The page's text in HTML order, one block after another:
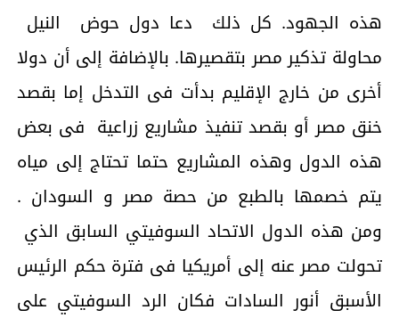
هذه الجهود. كل ذلك دعا دول حوض النيل
محاولة تذكير مصر بتقصيرها. بالإضافة إلى أن دولا
أخرى من خارج الإقليم بدأت فى التدخل إما بقصد
خنق مصر أو بقصد تنفيذ مشاريع زراعية فى بعض
هذه الدول وهذه المشاريع حتما تحتاج إلى مياه
يتم خصمها بالطبع من حصة مصر و السودان .
ومن هذه الدول الاتحاد السوفيتي السابق الذي
تحولت مصر عنه إلى أمريكيا فى فترة حكم الرئيس
الأسبق أنور السادات فكان الرد السوفيتي على